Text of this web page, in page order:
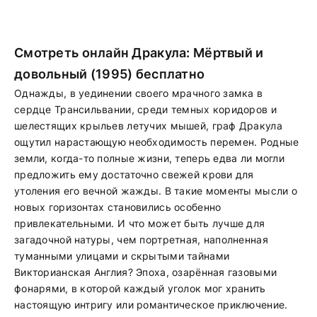
Смотреть онлайн Дракула: Мёртвый и
довольный (1995) бесплатно
Однажды, в уединении своего мрачного замка в
сердце Трансильвании, среди темных коридоров и
шелестящих крыльев летучих мышей, граф Дракула
ощутил нарастающую необходимость перемен. Родные
земли, когда-то полные жизни, теперь едва ли могли
предложить ему достаточно свежей крови для
утоления его вечной жажды. В такие моменты мысли о
новых горизонтах становились особенно
привлекательными. И что может быть лучше для
загадочной натуры, чем портретная, наполненная
туманными улицами и скрытыми тайнами
Викторианская Англия? Эпоха, озарённая газовыми
фонарями, в которой каждый уголок мог хранить
настоящую интригу или романтическое приключение.